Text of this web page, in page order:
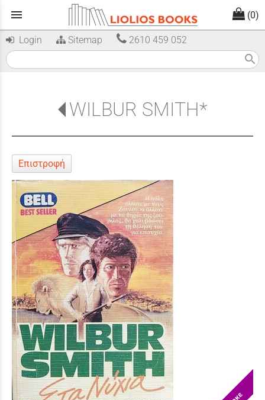
menu (0)
Login Sitemap 2610 459 052
search
WILBUR SMITH*
Επιστροφή